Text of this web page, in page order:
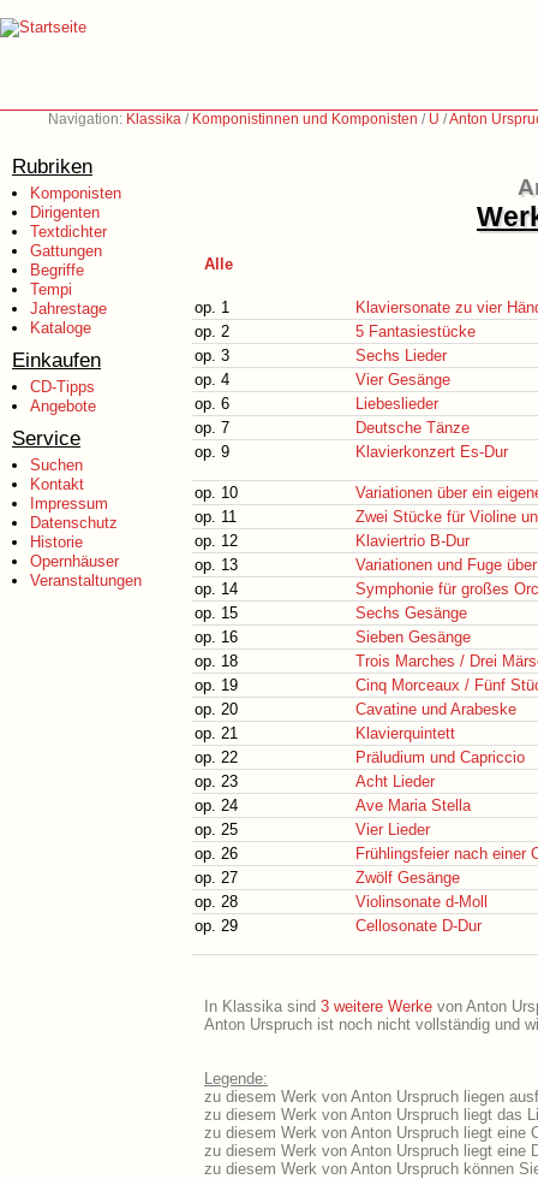
Navigation: Klassika / Komponistinnen und Komponisten / U /Anton
Rubriken
Komponisten
Dirigenten
Textdichter
Gattungen
Begriffe
Tempi
Jahrestage
Kataloge
Einkaufen
CD-Tipps
Angebote
Service
Suchen
Kontakt
Impressum
Datenschutz
Historie
Opernhäuser
Veranstaltungen
Alle
op. 1
Klaviersonate zu vier
op. 2
5 Fantasiestücke
op. 3
Sechs Lieder
op. 4
Vier Gesänge
op. 6
Liebeslieder
op. 7
Deutsche Tänze
op. 9
Klavierkonzert Es-Dur
op. 10
Variationen über ein
op. 11
Zwei Stücke für Violine
op. 12
Klaviertrio B-Dur
op. 13
Variationen und Fuge
op. 14
Symphonie für großes
op. 15
Sechs Gesänge
op. 16
Sieben Gesänge
op. 18
Trois Marches / Drei
op. 19
Cinq Morceaux / Fünf
op. 20
Cavatine und Arabeske
op. 21
Klavierquintett
op. 22
Präludium und Capriccio
op. 23
Acht Lieder
op. 24
Ave Maria Stella
op. 25
Vier Lieder
op. 26
Frühlingsfeier nach einer
op. 27
Zwölf Gesänge
op. 28
Violinsonate d-Moll
op. 29
Cellosonate D-Dur
In Klassika sind 3 weitere Werke von Anton
Anton Urspruch ist noch nicht vollständig und
Legende:
zu diesem Werk von Anton Urspruch liegen
zu diesem Werk von Anton Urspruch liegt das
zu diesem Werk von Anton Urspruch liegt eine
zu diesem Werk von Anton Urspruch liegt eine
zu diesem Werk von Anton Urspruch können